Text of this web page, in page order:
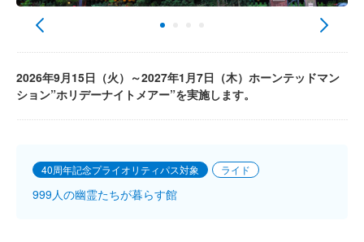
2026年9月15日（火）～2027年1月7日（木）ホーンテッドマン
ション”ホリデーナイトメアー”を実施します。
40周年記念プライオリティパス対象 ライド
999人の幽霊たちが暮らす館